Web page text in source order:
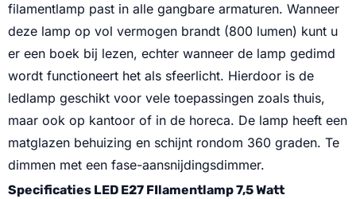
filamentlamp past in alle gangbare armaturen. Wanneer
deze lamp op vol vermogen brandt (800 lumen) kunt u
er een boek bij lezen, echter wanneer de lamp gedimd
wordt functioneert het als sfeerlicht. Hierdoor is de
ledlamp geschikt voor vele toepassingen zoals thuis,
maar ook op kantoor of in de horeca. De lamp heeft een
matglazen behuizing en schijnt rondom 360 graden. Te
dimmen met een fase-aansnijdingsdimmer.
Specificaties LED E27 FIlamentlamp 7,5 Watt